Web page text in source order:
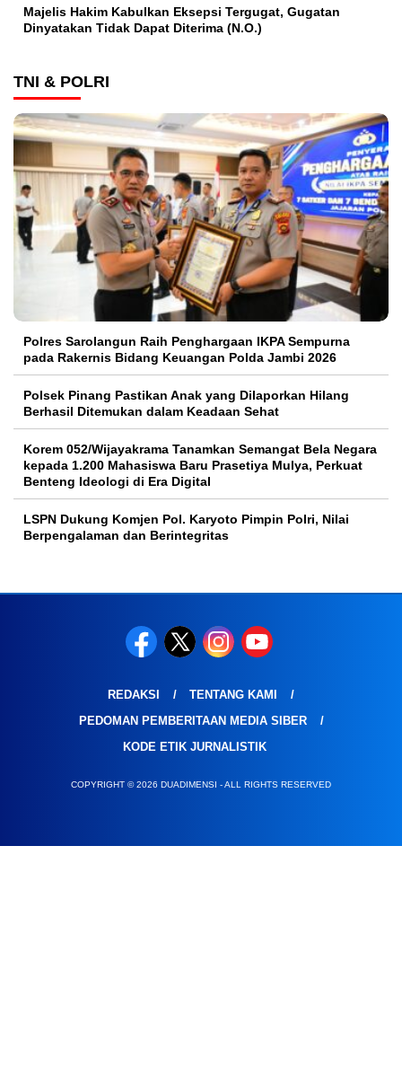
Majelis Hakim Kabulkan Eksepsi Tergugat, Gugatan
Dinyatakan Tidak Dapat Diterima (N.O.)
TNI & POLRI
Polres Sarolangun Raih Penghargaan IKPA Sempurna
pada Rakernis Bidang Keuangan Polda Jambi 2026
Polsek Pinang Pastikan Anak yang Dilaporkan Hilang
Berhasil Ditemukan dalam Keadaan Sehat
Korem 052/Wijayakrama Tanamkan Semangat Bela Negara
kepada 1.200 Mahasiswa Baru Prasetiya Mulya, Perkuat
Benteng Ideologi di Era Digital
LSPN Dukung Komjen Pol. Karyoto Pimpin Polri, Nilai
Berpengalaman dan Berintegritas
REDAKSI
TENTANG KAMI
PEDOMAN PEMBERITAAN MEDIA SIBER
KODE ETIK JURNALISTIK
COPYRIGHT © 2026 DUADIMENSI - ALL RIGHTS RESERVED